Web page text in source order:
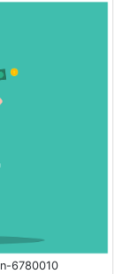
6780010